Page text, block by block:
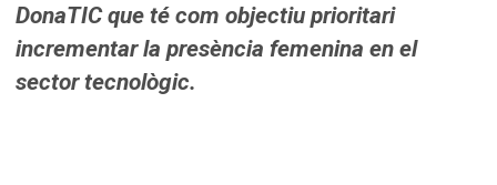
DonaTICque té com objectiu prioritari
incrementar la presència femenina en el
sector tecnològic.